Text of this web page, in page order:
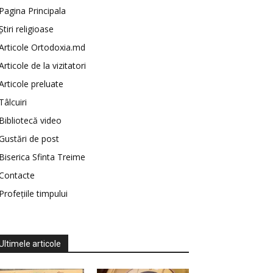
Principala
religioase
Ortodoxia.md
de la vizitatori
preluate
video
de post
Sfinta Treime
timpului
articole